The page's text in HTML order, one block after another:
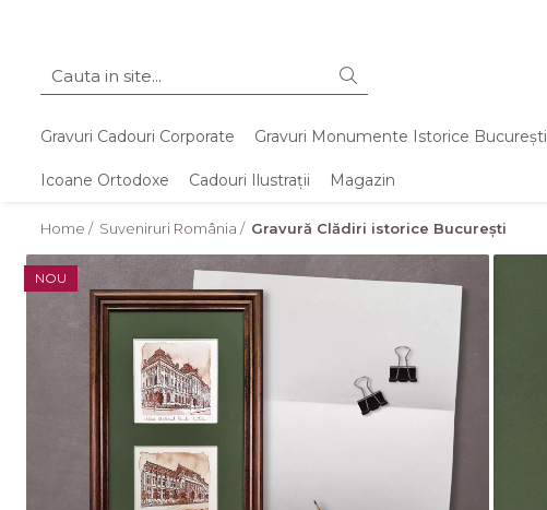
Gravuri Cadouri Corporate Gravuri Monumente Istorice București
Icoane Ortodoxe Cadouri Ilustrații Magazin
Home / Suveniruri România / Gravură Clădiri istorice București
NOU